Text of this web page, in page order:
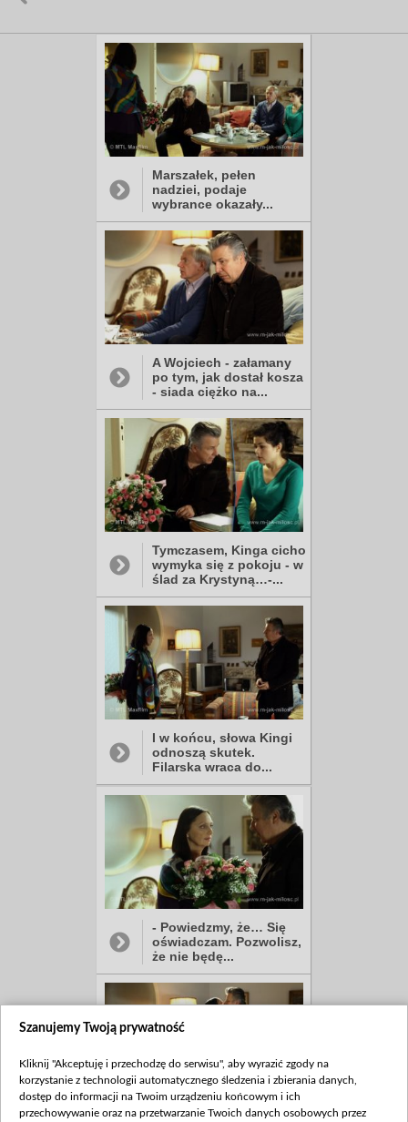
Marszałek, pełen
nadziei, podaje
wybrance okazały...
A Wojciech - załamany
po tym, jak dostał kosza
- siada ciężko na...
Tymczasem, Kinga cicho
wymyka się z pokoju - w
ślad za Krystyną…-...
I w końcu, słowa Kingi
odnoszą skutek.
Filarska wraca do...
- Powiedzmy, że… Się
oświadczam. Pozwolisz,
że nie będę...
Zamiast odpowiedzi,
Szanujemy Twoją prywatność
Kliknij "Akceptuję i przechodzę do serwisu", aby wyrazić zgody na
korzystanie z technologii automatycznego śledzenia i zbierania danych,
dostęp do informacji na Twoim urządzeniu końcowym i ich
przechowywanie oraz na przetwarzanie Twoich danych osobowych przez